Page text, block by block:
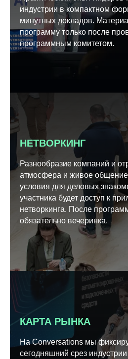
индустрии в компактном
минутных докладов.
программу только после
программным комитетом.
НЕТВОРКИНГ
Разнообразие компаний и
атмосфера и живое
условия для деловых
участника будет доступ к
нетворкинга. После
обязательно вечеринка.
КАРТА РЫНКА
На Conversations мы
сегодняшний срез индустрии